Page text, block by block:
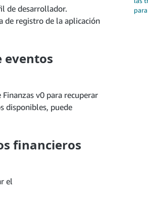
de desarrollador.
de registro de la aplicación
eventos
v0 para recuperar
disponibles, puede
financieros
el